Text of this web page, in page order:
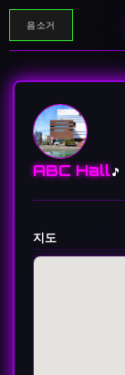
음소거
ABC Hall🎵
지도